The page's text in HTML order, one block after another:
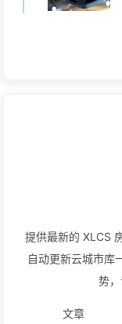
提供最新的 XLCS
自动更新云城市库
势，
文章